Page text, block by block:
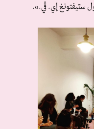
ستيفتونغ إي. ڤي.».